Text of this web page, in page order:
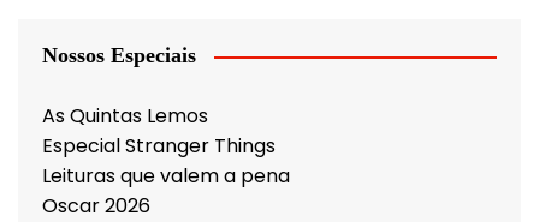
Nossos Especiais
As Quintas Lemos
Especial Stranger Things
Leituras que valem a pena
Oscar 2026